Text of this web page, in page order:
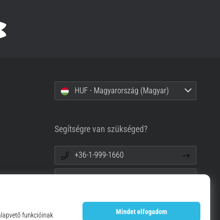
HUF - Magyarország (Magyar)
Segítségre van szükséged?
+36-1-999-1660